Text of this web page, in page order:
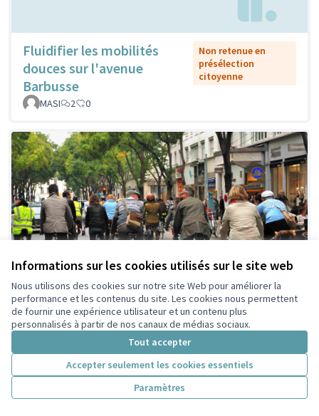
Informations sur les cookies utilisés sur le site web
Nous utilisons des cookies sur notre site Web pour améliorer la
performance et les contenus du site. Les cookies nous permettent
de fournir une expérience utilisateur et un contenu plus
personnalisés à partir de nos canaux de médias sociaux.
Tout accepter
Accepter seulement les cookies essentiels
Paramètres
Fluidifier les mobilités
douces sur l'avenue
Barbusse
Non retenue en
présélection
citoyenne
MASI 2 0
Le Cyclub - Vélo école
villeurbannaise
Retenue en
présélection citoyenne